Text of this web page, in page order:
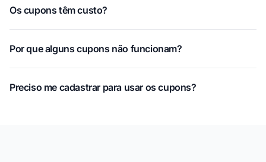
Os cupons têm custo?
Por que alguns cupons não funcionam?
Preciso me cadastrar para usar os cupons?